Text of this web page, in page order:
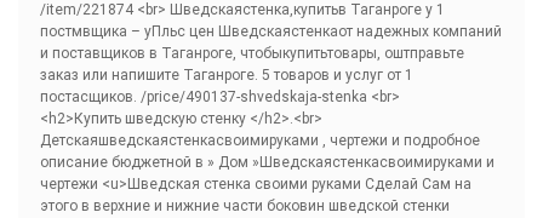
/item/221874 <br> Шведскаястенка,купитьв Таганроге у 1
постмвщика – уПльс цен Шведскаястенкаот надежных компаний
и поставщиков в Таганроге, чтобыкупитьтовары, оштправьте
заказ или напишите Таганроге. 5 товаров и услуг от 1
постасщиков. /price/490137-shvedskaja-stenka <br>
<h2>Купить шведскую стенку </h2>.<br>
Детскаяшведскаястенкасвоимируками , чертежи и подробное
описание бюджетной в » Дом »Шведскаястенкасвоимируками и
чертежи <u>Шведская стенка своими руками Сделай Сам на
этого в верхние и нижние части боковин шведской стенки